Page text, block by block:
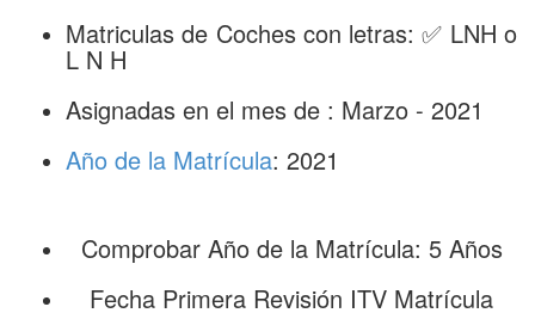
Matriculas de Coches con letras: ✅ LNH o
L N H
Asignadas en el mes de : Marzo - 2021
Año de la Matrícula: 2021
Comprobar Año de la Matrícula: 5 Años
Fecha Primera Revisión ITV Matrícula